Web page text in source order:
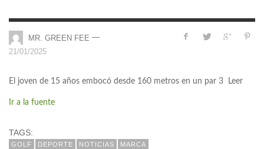
MR. GREEN FEE —
21/01/2025
El joven de 15 años embocó desde 160 metros en un par 3 Leer
Ir a la fuente
TAGS:
GOLF DEPORTE NOTICIAS MARCA